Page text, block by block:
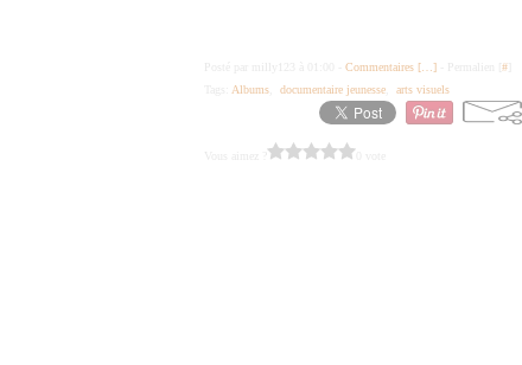
Commentaires [ ] #
Albums documentaire jeunesse arts visuels
Vous aimez ?